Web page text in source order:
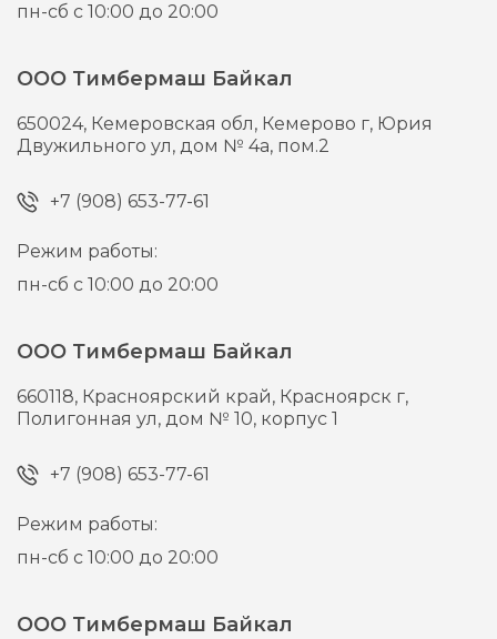
пн-сб с 10:00 до 20:00
ООО Тимбермаш Байкал
650024, Кемеровская обл, Кемерово г, Юрия
Двужильного ул, дом № 4а, пом.2
+7 (908) 653-77-61
Режим работы:
пн-сб с 10:00 до 20:00
ООО Тимбермаш Байкал
660118, Красноярский край, Красноярск г,
Полигонная ул, дом № 10, корпус 1
+7 (908) 653-77-61
Режим работы:
пн-сб с 10:00 до 20:00
ООО Тимбермаш Байкал